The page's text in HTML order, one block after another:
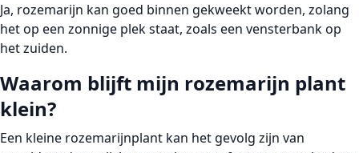
Ja, rozemarijn kan goed binnen gekweekt worden, zolang
het op een zonnige plek staat, zoals een vensterbank op
het zuiden.
Waarom blijft mijn rozemarijn plant
klein?
Een kleine rozemarijnplant kan het gevolg zijn van